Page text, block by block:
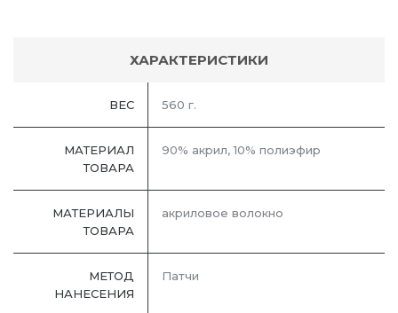
ХАРАКТЕРИСТИКИ
ВЕС 560 г.
МАТЕРИАЛ
ТОВАРА
90% акрил, 10% полиэфир
МАТЕРИАЛЫ
ТОВАРА
акриловое волокно
МЕТОД
НАНЕСЕНИЯ
Патчи